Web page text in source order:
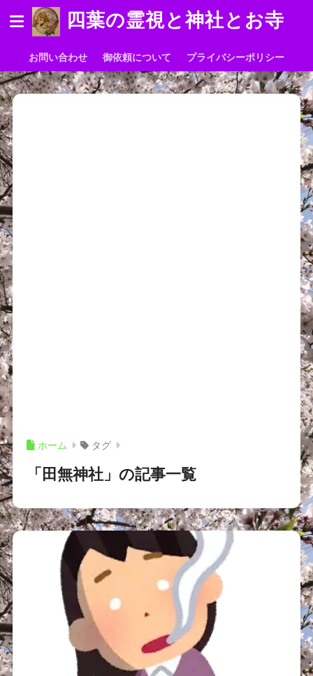
四葉の霊視と神社とお寺
お問い合わせ 御依頼について プライバシーポリシー
ホーム タグ
「田無神社」の記事一覧